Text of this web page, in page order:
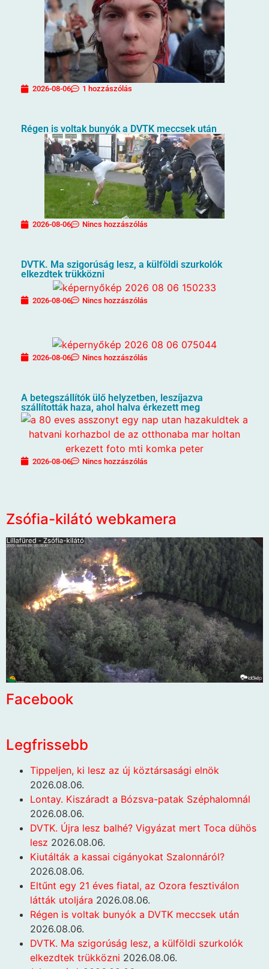
2026-08-06 1 hozzászólás
Régen is voltak bunyók a DVTK meccsek után
2026-08-06 Nincs hozzászólás
DVTK. Ma szigorúság lesz, a külföldi szurkolók
elkezdtek trükközni
2026-08-06 Nincs hozzászólás
2026-08-06 Nincs hozzászólás
A betegszállítók ülő helyzetben, leszíjazva
szállították haza, ahol halva érkezett meg
2026-08-06 Nincs hozzászólás
Zsófia-kilátó webkamera
Facebook
Legfrissebb
Tippeljen, ki lesz az új köztársasági elnök
2026.08.06.
Lontay. Kiszáradt a Bózsva-patak Széphalomnál
2026.08.06.
DVTK. Újra lesz balhé? Vigyázat mert Toca dühös
lesz 2026.08.06.
Kiutálták a kassai cigányokat Szalonnáról?
2026.08.06.
Eltűnt egy 21 éves fiatal, az Ozora fesztiválon
látták utoljára 2026.08.06.
Régen is voltak bunyók a DVTK meccsek után
2026.08.06.
DVTK. Ma szigorúság lesz, a külföldi szurkolók
elkezdtek trükközni 2026.08.06.